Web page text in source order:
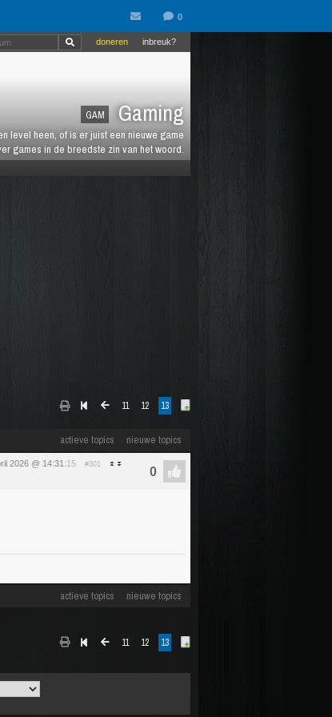
GAM Gaming
level heen, of is er juist een nieuwe game
games in de breedste zin van het woord.
inbreuk?
doneren
11 12 13
actieve topics nieuwe topics
2026 @ 14:31 :15 #301
actieve topics nieuwe topics
11 12 13